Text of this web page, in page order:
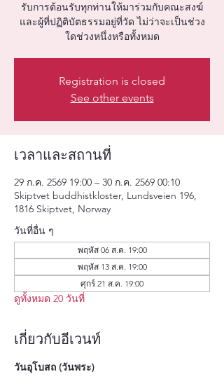
รับการต้อนรับทุกท่านให้มาร่วมกับคณะสงฆ์
และผู้ที่ปฏิติบัตธรรมอยู่ที่วัด ไม่ว่าจะเป็นช่วง
ใดช่วงหนึ่งหรือทั้งหมด
Registration is closed
See other events
เวลาและสถานที่
29 ก.ค. 2569 19:00 – 30 ก.ค. 2569 00:10
Skiptvet buddhistkloster, Lundsveien 196,
1816 Skiptvet, Norway
วันที่อื่น ๆ
พฤหัส 06 ส.ค. 19:00
พฤหัส 13 ส.ค. 19:00
ศุกร์ 21 ส.ค. 19:00
ดูทั้งหมด 20 วันที่
เกี่ยวกับอีเวนท์
วันอุโบสถ (วันพระ)